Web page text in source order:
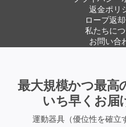
返金ポリ
ロープ返
私たちに
お問い合
運動器
最大規模かつ最高のセール情報
最大規模かつ最高
いち早くお届
運動器具（優位性を確立